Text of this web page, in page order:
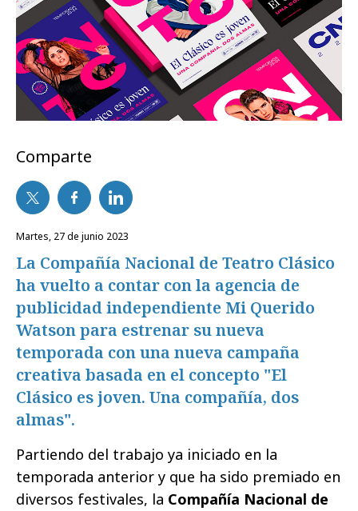
Comparte
martes, 27 de junio 2023
La Compañía Nacional de Teatro Clásico
ha vuelto a contar con la agencia de
publicidad independiente Mi Querido
Watson para estrenar su nueva
temporada con una nueva campaña
creativa basada en el concepto "El
Clásico es joven. Una compañía, dos
almas".
Partiendo del trabajo ya iniciado en la
temporada anterior y que ha sido premiado en
diversos festivales, la Compañía Nacional de